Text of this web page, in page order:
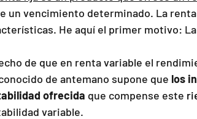
un vencimiento determinado. La
He aquí el primer motivo: La
de que en renta variable el
de antemano supone que los
ofrecida que compense este
variable.